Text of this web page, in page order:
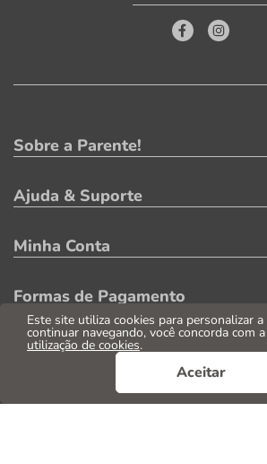
Este site utiliza cookies para personalizar
continuar navegando, você concorda com
utilização de cookies.
Aceitar
Sobre a Parente!
Ajuda & Suporte
Minha Conta
Formas de Pagamento